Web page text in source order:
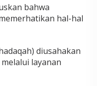
bahwa
hal-hal
diusahakan
layanan